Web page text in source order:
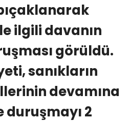
ilgili davanın
görüldü.
sanıkların
devamına
2